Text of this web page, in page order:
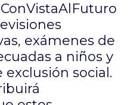
exámenes de
a niños y
social.